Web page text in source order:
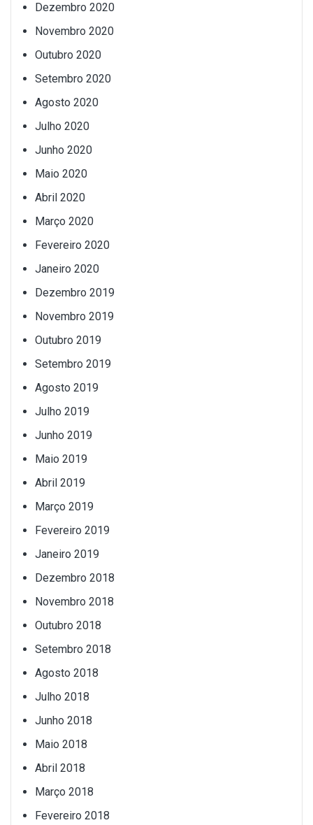
Dezembro 2020
Novembro 2020
Outubro 2020
Setembro 2020
Agosto 2020
Julho 2020
Junho 2020
Maio 2020
Abril 2020
Março 2020
Fevereiro 2020
Janeiro 2020
Dezembro 2019
Novembro 2019
Outubro 2019
Setembro 2019
Agosto 2019
Julho 2019
Junho 2019
Maio 2019
Abril 2019
Março 2019
Fevereiro 2019
Janeiro 2019
Dezembro 2018
Novembro 2018
Outubro 2018
Setembro 2018
Agosto 2018
Julho 2018
Junho 2018
Maio 2018
Abril 2018
Março 2018
Fevereiro 2018